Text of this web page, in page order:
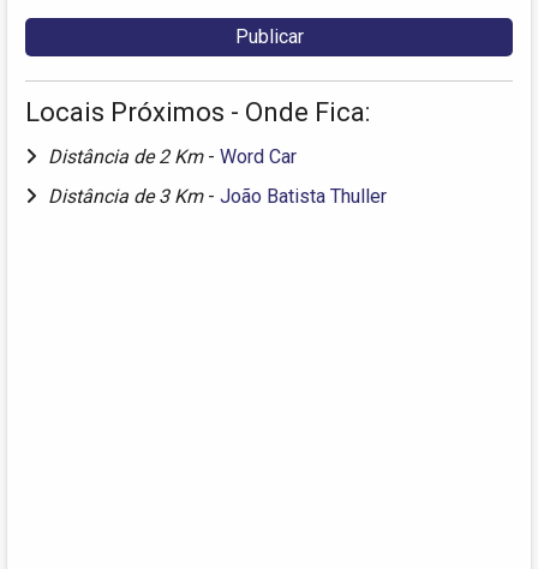
Locais Próximos - Onde Fica:
Distância de 2 Km - Word Car
Distância de 3 Km - João Batista Thuller